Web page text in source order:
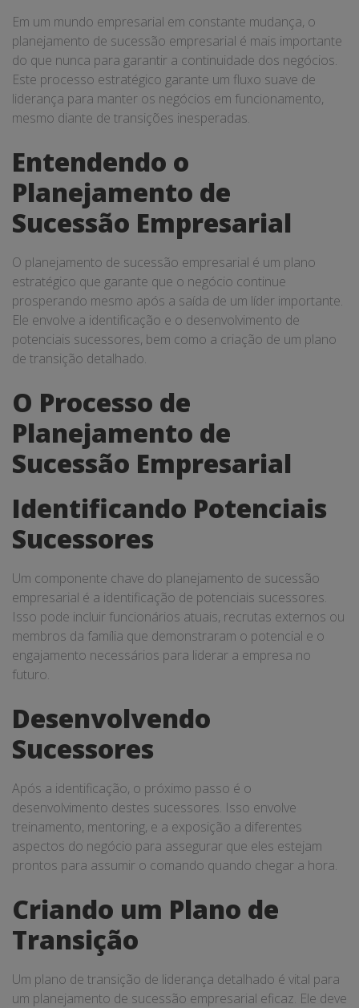
Em um mundo empresarial em constante mudança, o
planejamento de sucessão empresarial é mais importante
do que nunca para garantir a continuidade dos negócios.
Este processo estratégico garante um fluxo suave de
liderança para manter os negócios em funcionamento,
mesmo diante de transições inesperadas.
Entendendo o
Planejamento de
Sucessão Empresarial
O planejamento de sucessão empresarial é um plano
estratégico que garante que o negócio continue
prosperando mesmo após a saída de um líder importante.
Ele envolve a identificação e o desenvolvimento de
potenciais sucessores, bem como a criação de um plano
de transição detalhado.
O Processo de
Planejamento de
Sucessão Empresarial
Identificando Potenciais
Sucessores
Um componente chave do planejamento de sucessão
empresarial é a identificação de potenciais sucessores.
Isso pode incluir funcionários atuais, recrutas externos ou
membros da família que demonstraram o potencial e o
engajamento necessários para liderar a empresa no
futuro.
Desenvolvendo
Sucessores
Após a identificação, o próximo passo é o
desenvolvimento destes sucessores. Isso envolve
treinamento, mentoring, e a exposição a diferentes
aspectos do negócio para assegurar que eles estejam
prontos para assumir o comando quando chegar a hora.
Criando um Plano de
Transição
Um plano de transição de liderança detalhado é vital para
um planejamento de sucessão empresarial eficaz. Ele deve